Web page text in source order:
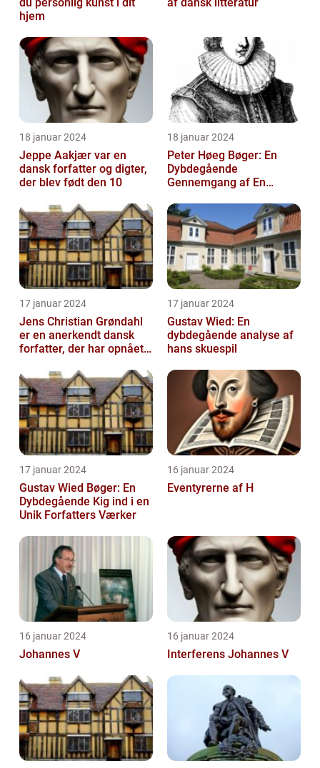
hjem
18 januar 2024
Jeppe Aakjær var en
dansk forfatter og digter,
der blev født den 10
18 januar 2024
Peter Høeg Bøger: En
Dybdegående
Gennemgang af En
17 januar 2024
Jens Christian Grøndahl
er en anerkendt dansk
forfatter, der har opnået
sin...
17 januar 2024
Gustav Wied: En
dybdegående analyse af
hans skuespil
17 januar 2024
Gustav Wied Bøger: En
Dybdegående Kig ind i en
Unik Forfatters Værker
16 januar 2024
Eventyrerne af H
16 januar 2024
Johannes V
16 januar 2024
Interferens Johannes V